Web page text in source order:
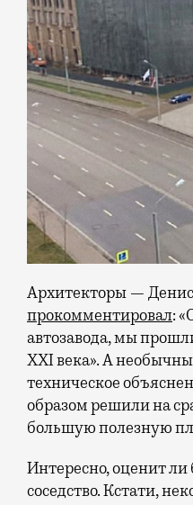
Архитекторы —
прокомментировал:
автозавода, мы
XXI века». А
техническое
образом решили на
большую полезную
Интересно, оценит
соседство. Кстати,